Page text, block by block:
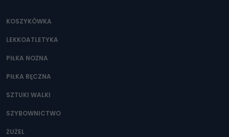
KOSZYKÓWKA
LEKKOATLETYKA
PIŁKA NOŻNA
PIŁKA RĘCZNA
SZTUKI WALKI
SZYBOWNICTWO
ŻUŻEL